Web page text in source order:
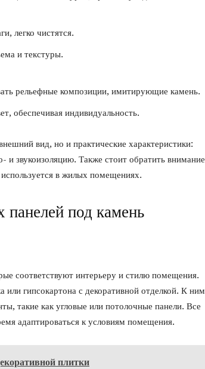
легко чистятся.
и текстуры.
рельефные композиции, имитирующие камень.
обеспечивая индивидуальность.
вид, но и практические характеристики:
и звукоизоляцию. Также стоит обратить внимание
в жилых помещениях.
панелей под камень
соответствуют интерьеру и стилю помещения.
гипсокартона с декоративной отделкой. К ним
такие как угловые или потолочные панели. Все
адаптироваться к условиям помещения.
плитки